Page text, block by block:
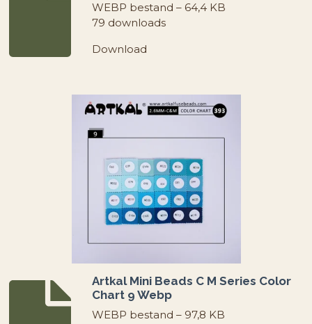
WEBP bestand – 64,4 KB
79 downloads
Download
Artkal Mini Beads C M Series Color
Chart 9 Webp
WEBP bestand – 97,8 KB